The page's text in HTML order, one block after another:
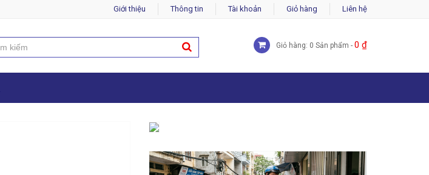
Giới thiệu Thông tin Tài khoản Giỏ hàng Liên hệ
Giỏ hàng: 0 Sản phẩm - 0 ₫